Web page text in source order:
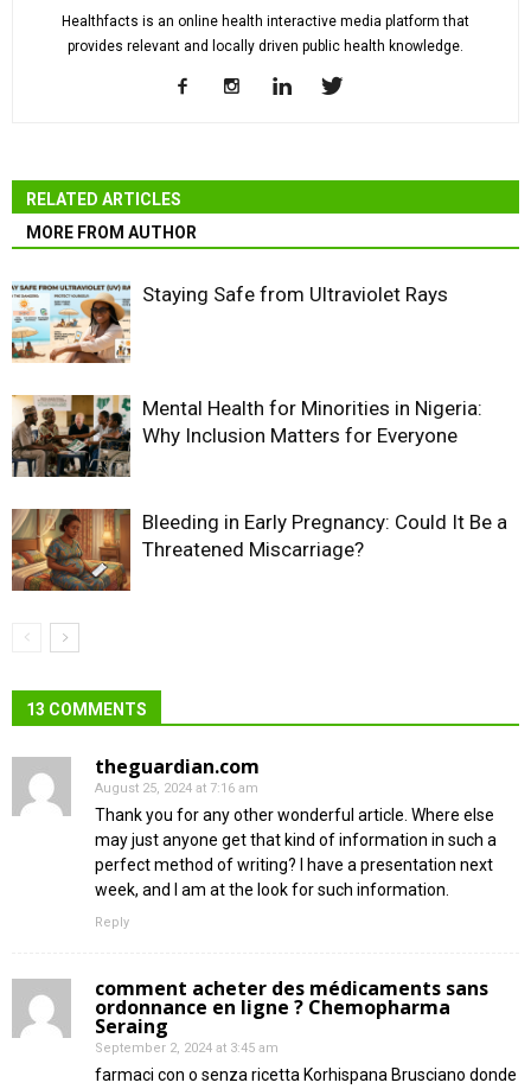
Healthfacts is an online health interactive media platform that
provides relevant and locally driven public health knowledge.
RELATED ARTICLES
MORE FROM AUTHOR
Staying Safe from Ultraviolet Rays
Mental Health for Minorities in Nigeria:
Why Inclusion Matters for Everyone
Bleeding in Early Pregnancy: Could It Be a
Threatened Miscarriage?
13 COMMENTS
theguardian.com
August 25, 2024 at 7:16 am
Thank you for any other wonderful article. Where else
may just anyone get that kind of information in such a
perfect method of writing? I have a presentation next
week, and I am at the look for such information.
Reply
comment acheter des médicaments sans
ordonnance en ligne ? Chemopharma
Seraing
September 2, 2024 at 3:45 am
farmaci con o senza ricetta Korhispana Brusciano donde